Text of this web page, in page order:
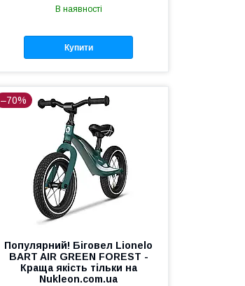
В наявності
Купити
–70%
Популярний! Біговел Lionelo
BART AIR GREEN FOREST -
Краща якість тільки на
Nukleon.com.ua